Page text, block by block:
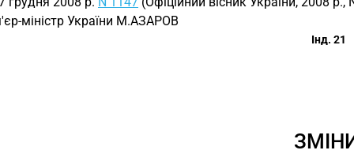
міністр України М.АЗАРОВ
Інд. 21